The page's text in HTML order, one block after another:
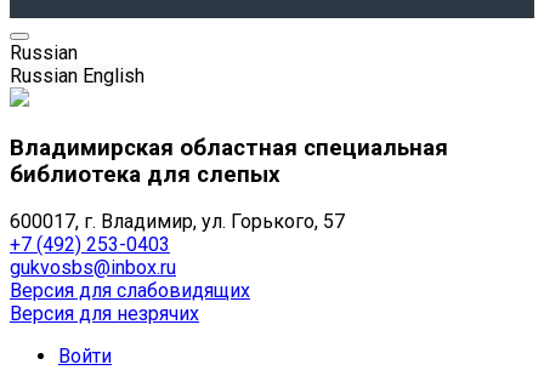
Russian
Russian English
Владимирская областная специальная
библиотека для слепых
600017, г. Владимир, ул. Горького, 57
+7 (492) 253-0403
gukvosbs@inbox.ru
Версия для слабовидящих
Версия для незрячих
Войти